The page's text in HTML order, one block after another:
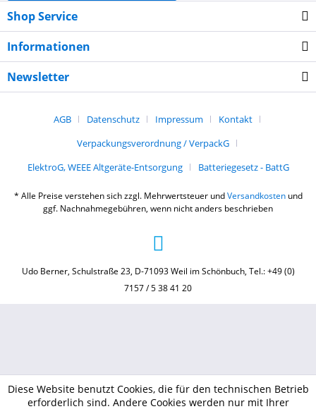
Shop Service
Informationen
Newsletter
AGB Datenschutz Impressum
Kontakt
Verpackungsverordnung / VerpackG
ElektroG, WEEE Altgeräte-Entsorgung
Batteriegesetz - BattG
* Alle Preise verstehen sich zzgl. Mehrwertsteuer undVersandkostenund
ggf. Nachnahmegebühren, wenn nicht anders beschrieben
Udo Berner, Schulstraße 23, D-71093 Weil im Schönbuch, Tel.: +49 (0)
7157 / 5 38 41 20
Diese Website benutzt Cookies, die für den technischen Betrieb
erforderlich sind. Andere Cookies werden nur mit Ihrer